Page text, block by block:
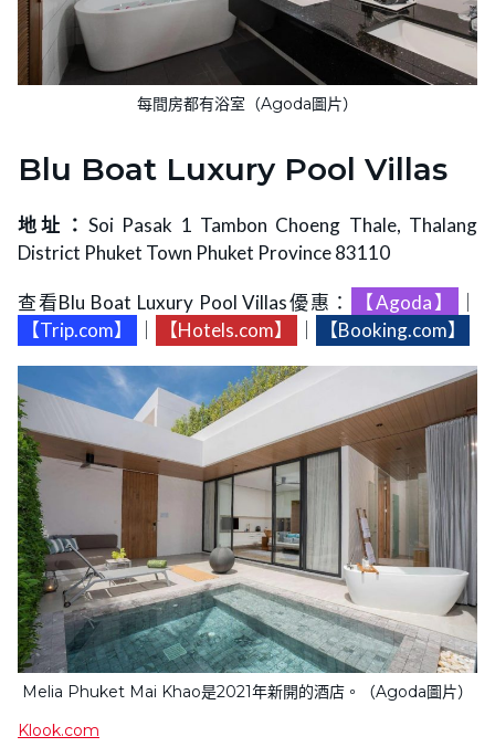
每間房都有浴室（Agoda圖片）
Blu Boat Luxury Pool Villas
地址： Soi Pasak 1 Tambon Choeng Thale, Thalang
District Phuket Town Phuket Province 83110
查看Blu Boat Luxury Pool Villas優惠： 【Agoda】
【Trip.com】
【Hotels.com】 【Booking.com】
Melia Phuket Mai Khao是2021年新開的酒店。（Agoda圖片）
Klook.com